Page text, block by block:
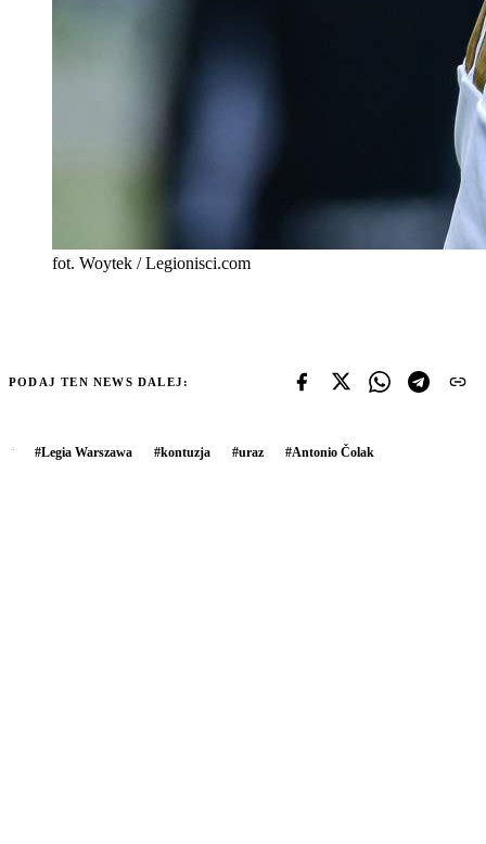
fot. Woytek / Legionisci.com
PODAJ TEN NEWS DALEJ:
#Legia Warszawa #kontuzja #uraz #Antonio Čolak